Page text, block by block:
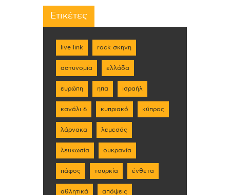
Ετικέτες
live link rock σκηνη
αστυνομία ελλάδα
ευρώπη ηπα ισραήλ
κανάλι 6 κυπριακό κύπρος
λάρνακα λεμεσός
λευκωσία ουκρανία
πάφος τουρκία ένθετα
αθλητικά απόψεις